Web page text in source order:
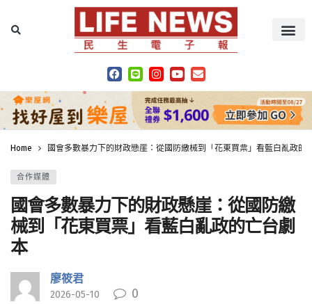
Home 國會多數暴力下的財政懸崖：從國防繳械到「花東買票」看藍白亂政的
合作媒體
國會多數暴力下的財政懸崖：從國防繳
械到「花東買票」看藍白亂政的亡台劇
本
廖筱君
2026-05-10 0